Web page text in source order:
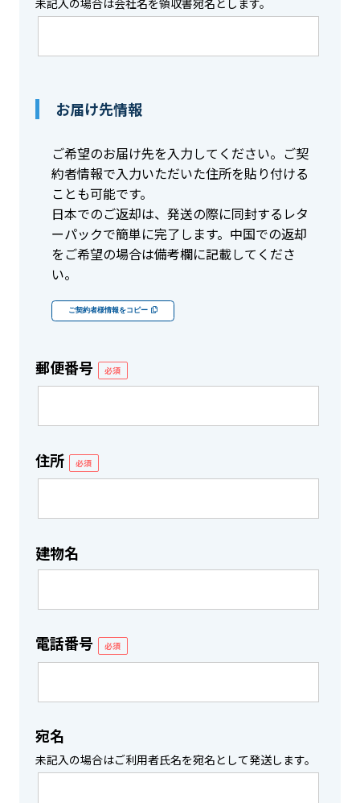
お届け先情報
ご希望のお届け先を入力してください。ご契
約者情報で入力いただいた住所を貼り付ける
ことも可能です。
日本でのご返却は、発送の際に同封するレタ
ーパックで簡単に完了します。中国での返却
をご希望の場合は備考欄に記載してくださ
い。
ご契約者様情報をコピー
郵便番号 必須
住所 必須
建物名
電話番号 必須
宛名
未記入の場合はご利用者氏名を宛名として発送します。